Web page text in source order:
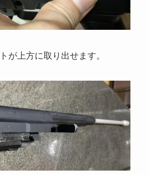
が上方に取り出せます。